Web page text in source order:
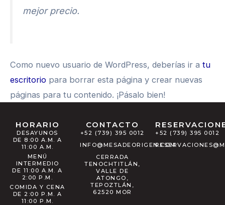
mejor precio.
Como nuevo usuario de WordPress, deberías ir a tu
escritorio para borrar esta página y crear nuevas
páginas para tu contenido. ¡Pásalo bien!
HORARIO
DESAYUNOS
DE 8:00 A.M. A
11:00 A.M.
MENÚ
INTERMEDIO
DE 11:00 A.M. A
2:00 P.M.
COMIDA Y CENA
DE 2:00 P.M. A
11:00 P.M.
CONTACTO
+52 (739) 395 0012
INFO@MESADEORIGEN.COM
CERRADA
TENOCHTITLÁN,
VALLE DE
ATONGO,
TEPOZTLÁN,
62520 MOR
+52 (739) 395 0012